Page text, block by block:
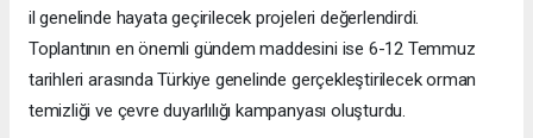
il genelinde hayata geçirilecek projeleri değerlendirdi.
Toplantının en önemli gündem maddesini ise 6-12 Temmuz
tarihleri arasında Türkiye genelinde gerçekleştirilecek orman
temizliği ve çevre duyarlılığı kampanyası oluşturdu.